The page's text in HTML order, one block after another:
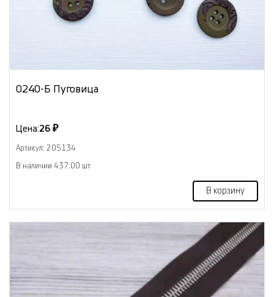
0240-Б Пуговица
Цена:26 ₽
Артикул: 205134
В наличии 437.00 шт
В корзину